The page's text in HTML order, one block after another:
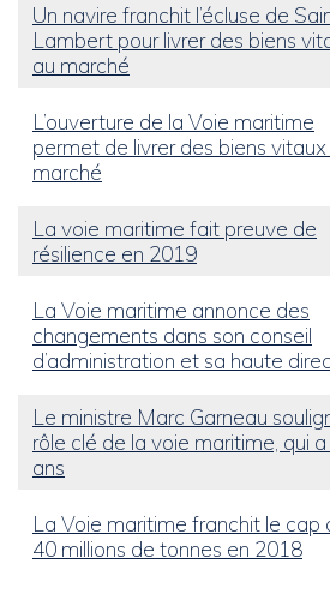
Un navire franchit l’écluse de
Lambert pour livrer des biens
au marché
L’ouverture de la Voie maritime
permet de livrer des biens vitaux
marché
La voie maritime fait preuve de
résilience en 2019
La Voie maritime annonce des
changements dans son conseil
d’administration et sa haute
Le ministre Marc Garneau
rôle clé de la voie maritime, qui
ans
La Voie maritime franchit le cap
40 millions de tonnes en 2018